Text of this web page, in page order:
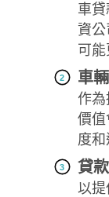
車
資公
可能
車
作為
價值
度和
貸
以提